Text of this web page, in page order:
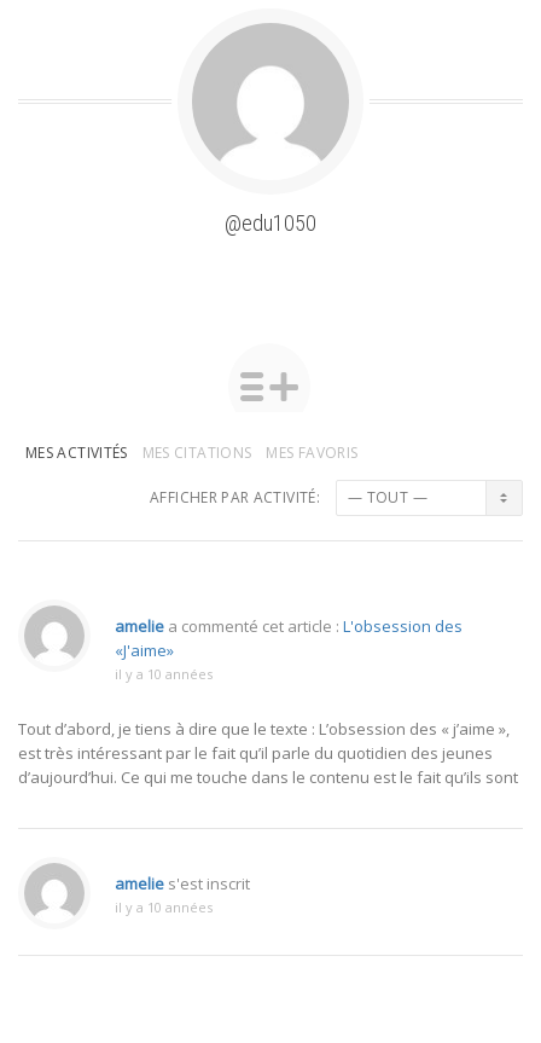
@edu1050
MES ACTIVITÉS MES CITATIONS MES FAVORIS
AFFICHER PAR ACTIVITÉ:
amelie a commenté cet article : L'obsession des
«J'aime»
il y a 10 années
Tout d’abord, je tiens à dire que le texte : L’obsession des « j’aime »,
est très intéressant par le fait qu’il parle du quotidien des jeunes
d’aujourd’hui. Ce qui me touche dans le contenu est le fait qu’ils sont
amelie s'est inscrit
il y a 10 années